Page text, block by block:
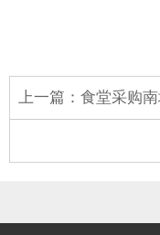
上一篇： 食堂采购南城正规蔬菜配送找哪家 思考维度